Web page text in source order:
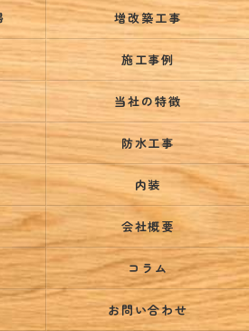
増改築工事
施工事例
当社の特徴
防水工事
内装
会社概要
コラム
お問い合わせ